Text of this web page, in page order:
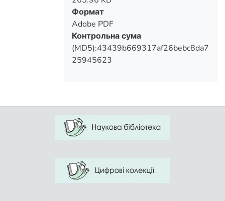
Формат
Adobe PDF
Контрольна сума
(MD5):43439b669317af26bebc8da7
25945623